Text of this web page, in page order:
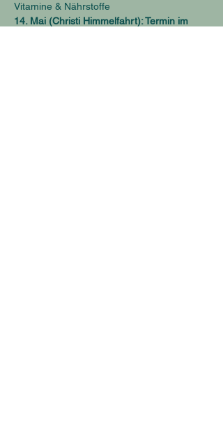
Vitamine & Nährstoffe
14. Mai (Christi Himmelfahrt): Termin im